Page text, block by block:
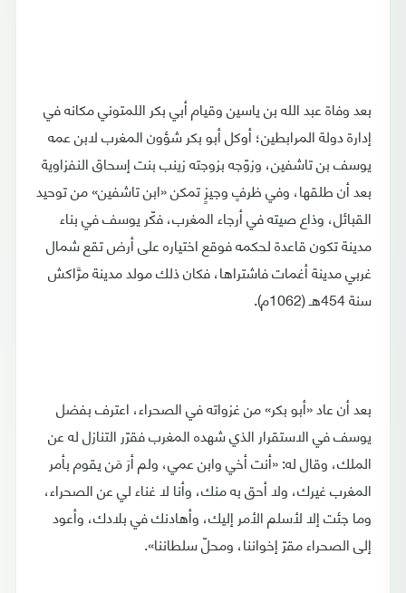
بعد وفاة عبد الله بن ياسين وقيام أبي بكر اللمتوني مكانه في
إدارة دولة المرابطين؛ أوكل أبو بكر شؤون المغرب لابن عمه
يوسف بن تاشفين، وزوّجه بزوجته زينب بنت إسحاق النفزاوية
بعد أن طلقها، وفي ظرفٍ وجيزٍ تمكن «ابن تاشفين» من توحيد
القبائل، وذاع صيته في أرجاء المغرب، فكّر يوسف في بناء
مدينة تكون قاعدة لحكمه فوقع اختياره على أرض تقع شمال
غربي مدينة أغمات فاشتراها، فكان ذلك مولد مدينة مرَّاكش
سنة 454هـ (1062م).
بعد أن عاد «أبو بكر» من غزواته في الصحراء، اعترف بفضل
يوسف في الاستقرار الذي شهده المغرب فقرّر التنازل له عن
الملك، وقال له: «أنت أخي وابن عمي، ولم أرَ مَن يقوم بأمر
المغرب غيرك، ولا أحق به منك، وأنا لا غناء لي عن الصحراء،
وما جئت إلا لأسلم الأمر إليك، وأهادنك في بلادك، وأعود
إلى الصحراء مقرّ إخواننا، ومحلّ سلطاننا».